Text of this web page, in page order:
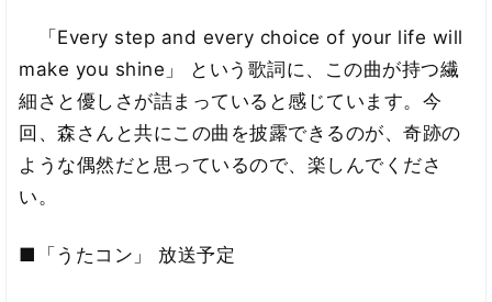
「Every step and every choice of your life will
make you shine」 という歌詞に、この曲が持つ繊
細さと優しさが詰まっていると感じています。今
回、森さんと共にこの曲を披露できるのが、奇跡の
ような偶然だと思っているので、楽しんでくださ
い。
■「うたコン」 放送予定